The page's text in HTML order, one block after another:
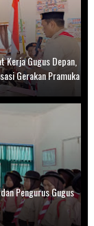
Kerja Gugus Depan,
Gerakan Pramuka
Pengurus Gugus